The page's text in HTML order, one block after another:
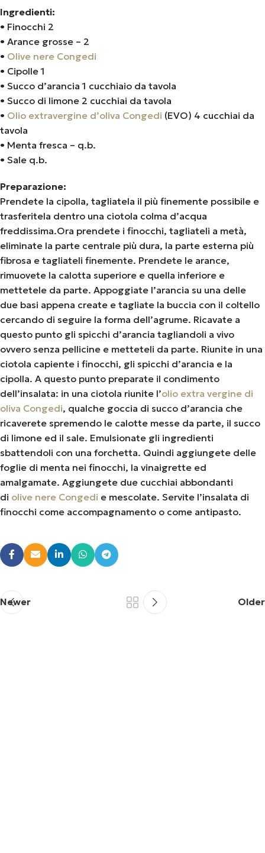
Ingredienti:
• Finocchi 2
• Arance grosse – 2
• Olive nere Congedi
• Cipolle 1
• Succo d’arancia 1 cucchiaio da tavola
• Succo di limone 2 cucchiai da tavola
• Olio extravergine d’oliva Congedi (EVO) 4 cucchiai da
tavola
• Menta fresca – q.b.
• Sale q.b.
Preparazione:
Prendete la cipolla, tagliatela il più finemente possibile e
trasferitela dentro una ciotola colma d’acqua
freddissima.Ora prendete i finocchi, tagliateli a metà,
eliminate la parte centrale più dura, la parte esterna più
fibrosa e tagliateli finemente. Prendete le arance,
rimuovete la calotta superiore e quella inferiore e
mettetele da parte. Appoggiate l’arancia su una delle
due basi appena create e tagliate la buccia con il coltello
cercando di seguire la forma dell’agrume. Ricavate a
questo punto gli spicchi d’arancia tagliandoli a vivo
ovvero senza pellicine e metteteli da parte. Riunite in una
ciotola capiente i finocchi, gli spicchi d’arancia e la
cipolla. A questo punto preparate il condimento
dell’insalata: in una ciotola riunite l’olio extra vergine di
oliva Congedi, qualche goccia di succo d’arancia che
ricaverete spremendo le calotte messe da parte, il succo
di limone ed il sale. Emulsionate gli ingredienti
sbattendoli con una forchetta. Quindi aggiungete delle
foglie di menta nei finocchi, la vinaigrette ed
amalgamate. Aggiungete due cucchiai abbondanti
di olive nere Congedi e mescolate. Servite l’insalata di
finocchi come accompagnamento o come antipasto.
Newer Older